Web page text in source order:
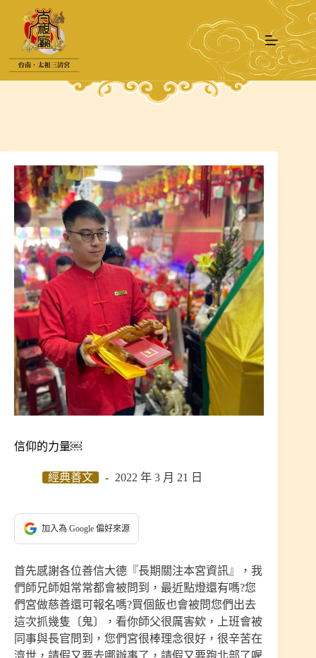
要
信仰的力量￼
經典善文 2022 年 3 月 21 日
加入為 Google 偏好來源
首先感謝各位善信大德『長期關注本宮資訊』，我
們師兄師姐常常都會被問到，最近點燈還有嗎?您
們宮做慈善還可報名嗎?買個飯也會被問您們出去
這次抓幾隻〔鬼〕，看你師父很厲害欸，上班會被
同事與長官問到，您們宮很棒理念很好，很辛苦在